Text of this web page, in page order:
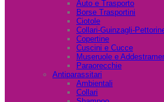
Auto e Trasporto
Borse Trasportini
Ciotole
Collari-Guinzagli-
Copertine
Cuscini e Cucce
Museruole e
Paraorecchie
Antiparassitari
Ambientali
Collari